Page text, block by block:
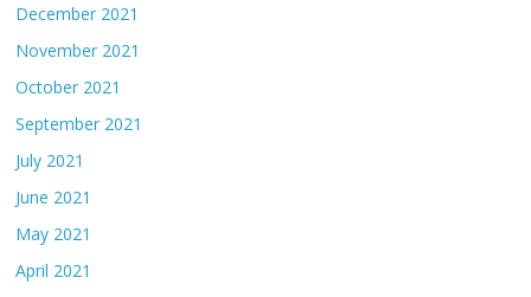
December 2021
November 2021
October 2021
September 2021
July 2021
June 2021
May 2021
April 2021